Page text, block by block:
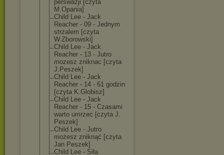
perswazji [czyta
M.Opania]
Child Lee - Jack
Reacher - 09 - Jednym
strzalem [czyta
W.Zborowski]
Child Lee - Jack
Reacher - 13 - Jutro
mozesz zniknac [czyta
J.Peszek]
Child Lee - Jack
Reacher - 14 - 61 godzin
[czyta K.Globisz]
Child Lee - Jack
Reacher - 15 - Czasami
warto umrzec [czyta J.
Peszek]
Child Lee - Jutro
możesz zniknąć [czyta
Jan Peszek]
Child Lee - Siła